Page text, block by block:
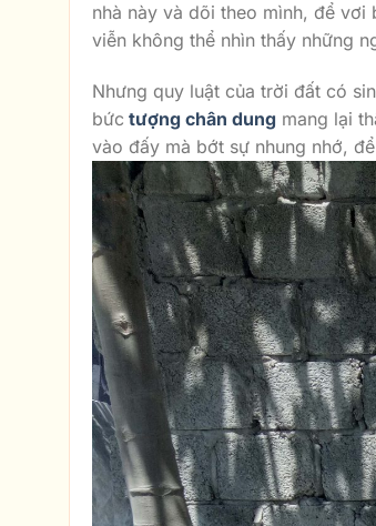
nhà này và dõi theo mình, để
viễn không thể nhìn thấy những
Nhưng quy luật của trời đất có
bức tượng chân dung mang lại
vào đấy mà bớt sự nhung nhớ,